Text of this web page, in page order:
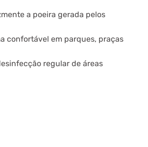
a poeira gerada pelos
confortável em parques, praças
regular de áreas